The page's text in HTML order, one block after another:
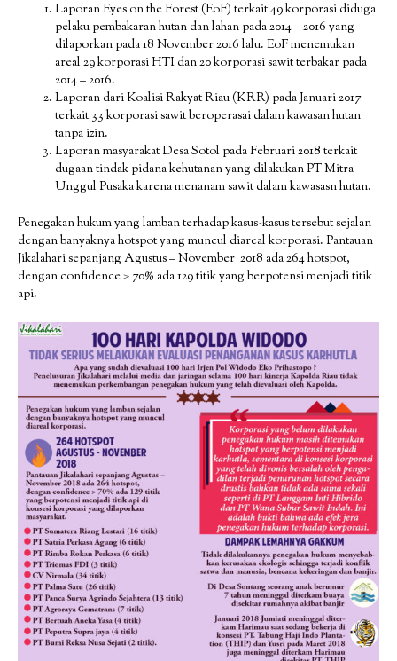
Laporan Eyes on the Forest (EoF) terkait 49 korporasi diduga
pelaku pembakaran hutan dan lahan pada 2014 – 2016 yang
dilaporkan pada 18 November 2016 lalu. EoF menemukan
areal 29 korporasi HTI dan 20 korporasi sawit terbakar pada
2014 – 2016.
Laporan dari Koalisi Rakyat Riau (KRR) pada Januari 2017
terkait 33 korporasi sawit beroperasai dalam kawasan hutan
tanpa izin.
Laporan masyarakat Desa Sotol pada Februari 2018 terkait
dugaan tindak pidana kehutanan yang dilakukan PT Mitra
Unggul Pusaka karena menanam sawit dalam kawasasn hutan.
Penegakan hukum yang lamban terhadap kasus-kasus tersebut sejalan
dengan banyaknya hotspot yang muncul diareal korporasi. Pantauan
Jikalahari sepanjang Agustus – November 2018 ada 264 hotspot,
dengan confidence > 70% ada 129 titik yang berpotensi menjadi titik
api.